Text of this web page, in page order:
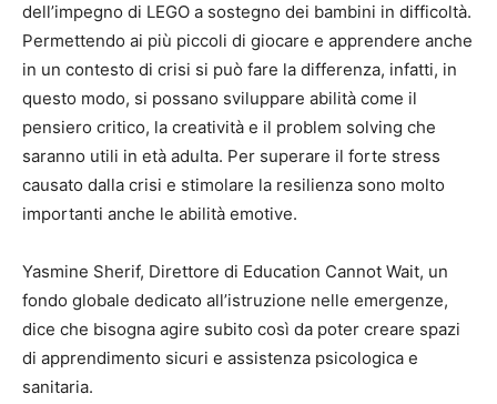
dell’impegno di LEGO a sostegno dei bambini in difficoltà.
Permettendo ai più piccoli di giocare e apprendere anche
in un contesto di crisi si può fare la differenza, infatti, in
questo modo, si possano sviluppare abilità come il
pensiero critico, la creatività e il problem solving che
saranno utili in età adulta. Per superare il forte stress
causato dalla crisi e stimolare la resilienza sono molto
importanti anche le abilità emotive.
Yasmine Sherif, Direttore di Education Cannot Wait, un
fondo globale dedicato all’istruzione nelle emergenze,
dice che bisogna agire subito così da poter creare spazi
di apprendimento sicuri e assistenza psicologica e
sanitaria.